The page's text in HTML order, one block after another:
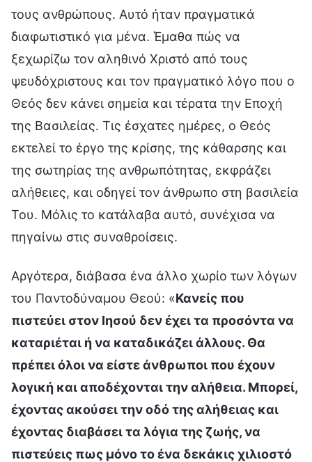
τους ανθρώπους. Αυτό ήταν πραγματικά
διαφωτιστικό για μένα. Έμαθα πώς να
ξεχωρίζω τον αληθινό Χριστό από τους
ψευδόχριστους και τον πραγματικό λόγο που ο
Θεός δεν κάνει σημεία και τέρατα την Εποχή
της Βασιλείας. Τις έσχατες ημέρες, ο Θεός
εκτελεί το έργο της κρίσης, της κάθαρσης και
της σωτηρίας της ανθρωπότητας, εκφράζει
αλήθειες, και οδηγεί τον άνθρωπο στη βασιλεία
Του. Μόλις το κατάλαβα αυτό, συνέχισα να
πηγαίνω στις συναθροίσεις.
Αργότερα, διάβασα ένα άλλο χωρίο των λόγων
του Παντοδύναμου Θεού: «Κανείς που
πιστεύει στον Ιησού δεν έχει τα προσόντα να
καταριέται ή να καταδικάζει άλλους. Θα
πρέπει όλοι να είστε άνθρωποι που έχουν
λογική και αποδέχονται την αλήθεια. Μπορεί,
έχοντας ακούσει την οδό της αλήθειας και
έχοντας διαβάσει τα λόγια της ζωής, να
πιστεύεις πως μόνο το ένα δεκάκις χιλιοστό